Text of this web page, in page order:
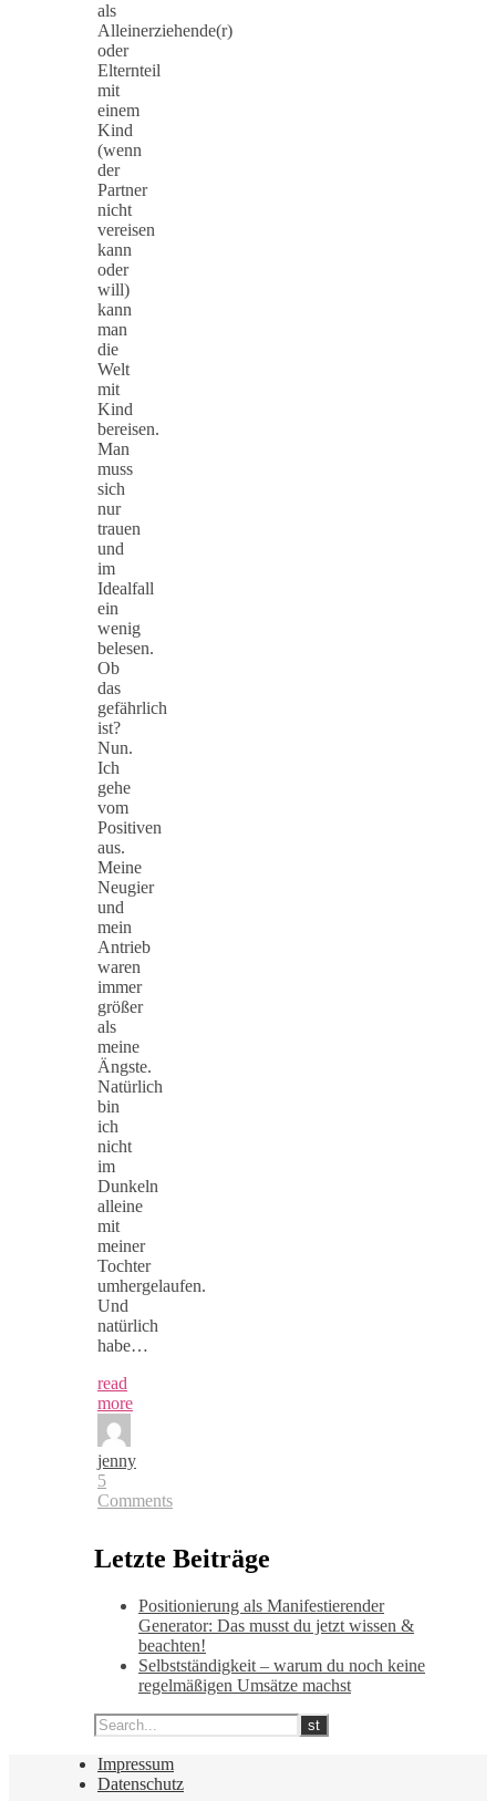
als
Alleinerziehende(r)
oder
Elternteil
mit
einem
Kind
(wenn
der
Partner
nicht
vereisen
kann
oder
will)
kann
man
die
Welt
mit
Kind
bereisen.
Man
muss
sich
nur
trauen
und
im
Idealfall
ein
wenig
belesen.
Ob
das
gefährlich
ist?
Nun.
Ich
gehe
vom
Positiven
aus.
Meine
Neugier
und
mein
Antrieb
waren
immer
größer
als
meine
Ängste.
Natürlich
bin
ich
nicht
im
Dunkeln
alleine
mit
meiner
Tochter
umhergelaufen.
Und
natürlich
habe…
read
more
jenny
5
Comments
Letzte Beiträge
Positionierung als Manifestierender
Generator: Das musst du jetzt wissen &
beachten!
Selbstständigkeit – warum du noch keine
regelmäßigen Umsätze machst
Impressum
Datenschutz